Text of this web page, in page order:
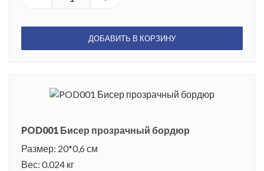
ДОБАВИТЬ В КОРЗИНУ
POD001 Бисер прозрачный бордюр
Размер: 20*0,6 см
Вес: 0.024 кг